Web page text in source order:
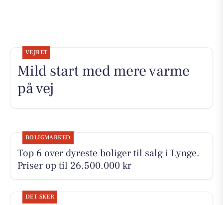
VEJRET
Mild start med mere varme
på vej
BOLIGMARKED
Top 6 over dyreste boliger til salg i Lynge.
Priser op til 26.500.000 kr
DET SKER